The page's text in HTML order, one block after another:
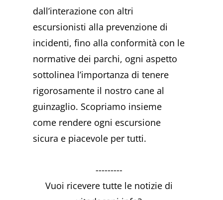
dall’interazione con altri
escursionisti alla prevenzione di
incidenti, fino alla conformità con le
normative dei parchi, ogni aspetto
sottolinea l’importanza di tenere
rigorosamente il nostro cane al
guinzaglio. Scopriamo insieme
come rendere ogni escursione
sicura e piacevole per tutti.
---------
Vuoi ricevere tutte le notizie di